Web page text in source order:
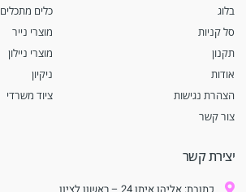
בלוג
סל קניות
תקנון
אודות
הצהרת נגישות
צור קשר
כלים מתכלים
מוצרי נייר
מוצרי ניילון
ניקיון
ציוד משרדי
יצירת קשר